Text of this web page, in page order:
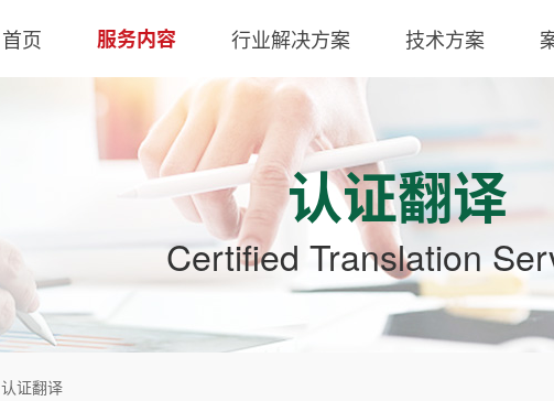
首页 服务内容 行业解决方案 技术方案
认证翻译
Certified Translation
认证翻译